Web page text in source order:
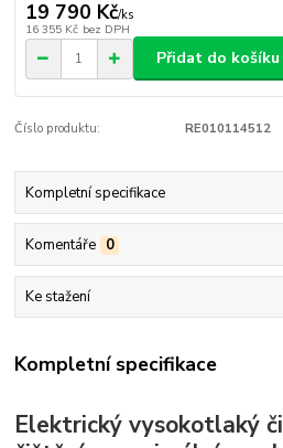
19 790 Kč/ks
16 355 Kč bez DPH
Přidat do košíku
Číslo produktu: RE010114512
Kompletní specifikace
Komentáře 0
Ke stažení
Kompletní specifikace
Elektrický vysokotlaký